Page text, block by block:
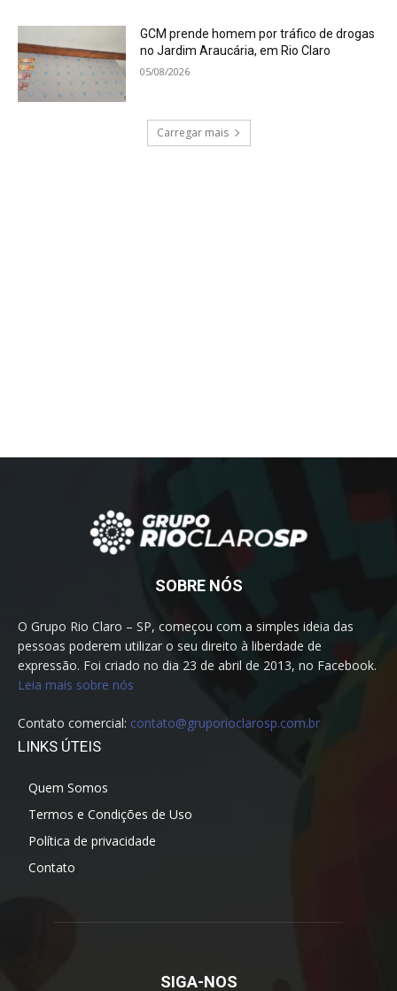
GCM prende homem por tráfico de drogas
no Jardim Araucária, em Rio Claro
05/08/2026
Carregar mais
SOBRE NÓS
O Grupo Rio Claro – SP, começou com a simples ideia das
pessoas poderem utilizar o seu direito à liberdade de
expressão. Foi criado no dia 23 de abril de 2013, no Facebook.
Leia mais sobre nós
Contato comercial: contato@gruporioclarosp.com.br
LINKS ÚTEIS
Quem Somos
Termos e Condições de Uso
Política de privacidade
Contato
SIGA-NOS